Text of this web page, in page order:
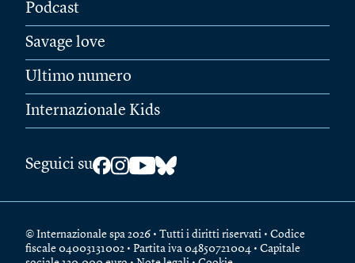
Podcast
Savage love
Ultimo numero
Internazionale Kids
Seguici su
© Internazionale spa 2026 • Tutti i diritti riservati • Codice
fiscale 04003131002 • Partita iva 04850721004 • Capitale